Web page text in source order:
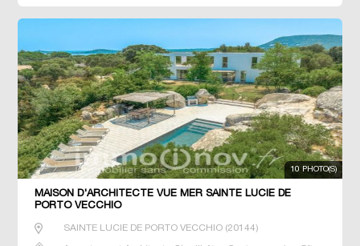
10 PHOTO(S)
MAISON D'ARCHITECTE VUE MER SAINTE LUCIE DE
PORTO VECCHIO
SAINTE LUCIE DE PORTO VECCHIO(20144)